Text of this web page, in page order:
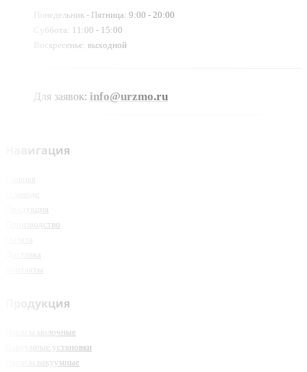
Понедельник - Пятница: 9:00 - 20:00
Суббота: 11:00 - 15:00
Воскресенье: выходной
Для заявок: info@urzmo.ru
Навигация
Главная
О заводе
Продукция
Производство
Доставка
Контакты
Продукция
Насосы молочные
Вакуумные установки
Насосы вакуумные